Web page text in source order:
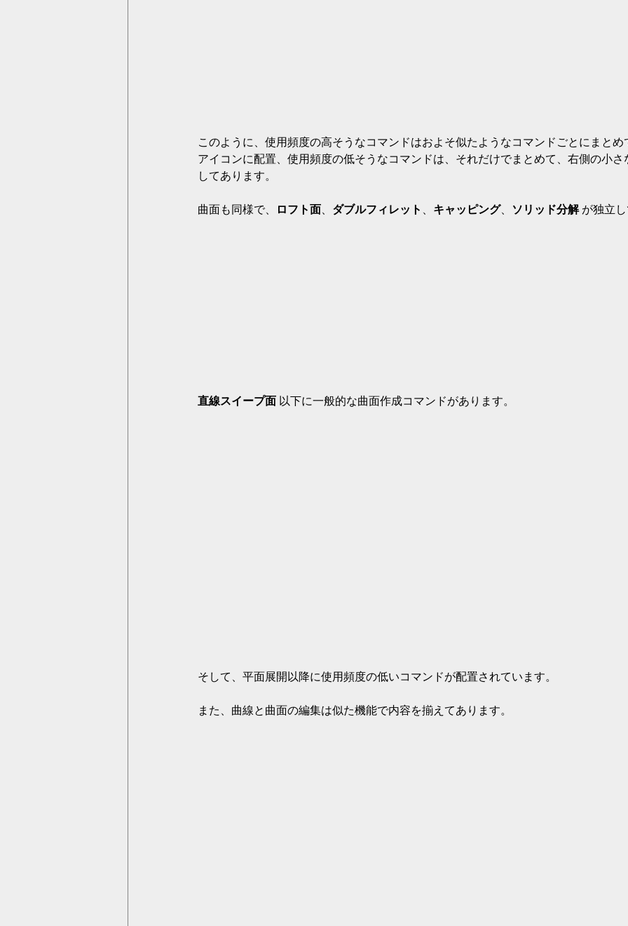
このように、使用頻度の高そうなコマンドはおよそ似たようなコマンドごとにまと
アイコンに配置、使用頻度の低そうなコマンドは、それだけでまとめて、右側の小さ
してあります。
曲面も同様で、 ロフト面、 ダブルフィレット 、 キャッピング、 ソリッド分解 が独立し
直線スイープ面 以下に一般的な曲面作成コマンドがあります。
そして、平面展開以降に使用頻度の低いコマンドが配置されています。
また、曲線と曲面の編集は似た機能で内容を揃えてあります。